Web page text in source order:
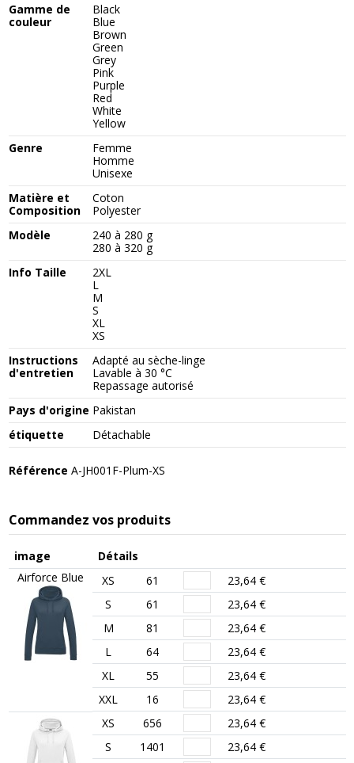
Gamme de
couleur
Black
Blue
Brown
Green
Grey
Pink
Purple
Red
White
Yellow
Genre
Femme
Homme
Unisexe
Matière et
Composition
Coton
Polyester
Modèle
240 à 280 g
280 à 320 g
Info Taille
2XL
L
M
S
XL
XS
Instructions
d'entretien
Adapté au sèche-linge
Lavable à 30 °C
Repassage autorisé
Pays d'origine Pakistan
étiquette
Détachable
Référence A-JH001F-Plum-XS
Commandez vos produits
image
Détails
Airforce Blue
XS 61
23,64 €
S
61
23,64 €
M
81
23,64 €
L
64
23,64 €
XL
55
23,64 €
XXL
16
23,64 €
XS
656
23,64 €
S
1401
23,64 €